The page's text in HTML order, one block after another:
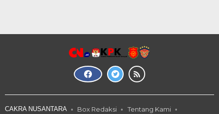
CAKRA NUSANTARA Box Redaksi Tentang Kami